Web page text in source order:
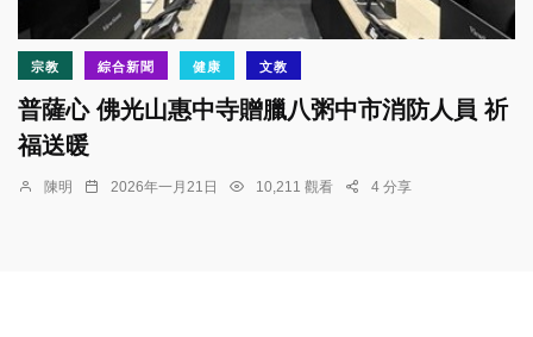
宗教 綜合新聞 健康 文教
普薩心 佛光山惠中寺贈臘八粥中市消防人員 祈
福送暖
陳明 2026年一月21日 10,211 觀看 4 分享